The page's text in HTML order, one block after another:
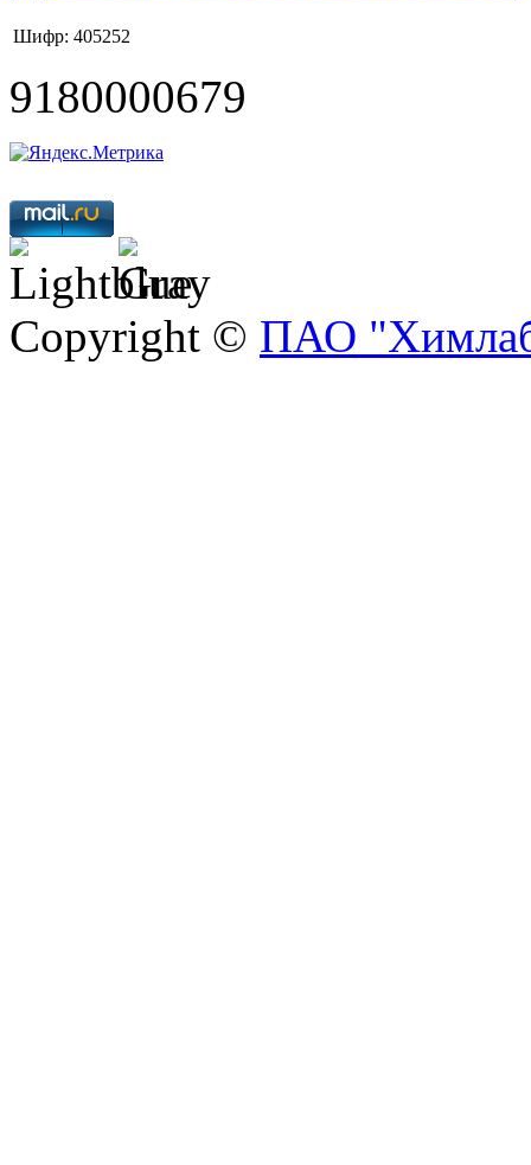
Шифр: 405252
9180000679
Copyright © ПАО